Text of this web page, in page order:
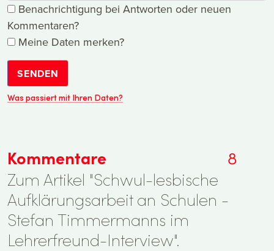
Benachrichtigung bei Antworten oder neuen
Kommentaren?
Meine Daten merken?
SENDEN
Was passiert mit Ihren Daten?
Kommentare
8
Zum Artikel "Schwul-lesbische
Aufklärungsarbeit an Schulen -
Stefan Timmermanns im
Lehrerfreund-Interview".